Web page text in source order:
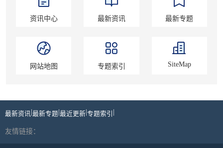
资讯中心 最新资讯 最新专题
网站地图 专题索引 SiteMap
最新资讯 最新专题 最近更新 专题索引
友情链接：